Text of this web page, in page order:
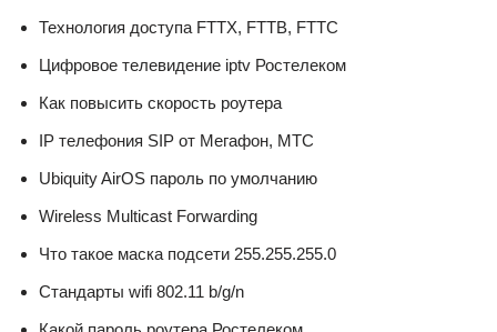
Технология доступа FTTX, FTTB, FTTC
Цифровое телевидение iptv Ростелеком
Как повысить скорость роутера
IP телефония SIP от Мегафон, МТС
Ubiquity AirOS пароль по умолчанию
Wireless Multicast Forwarding
Что такое маска подсети 255.255.255.0
Стандарты wifi 802.11 b/g/n